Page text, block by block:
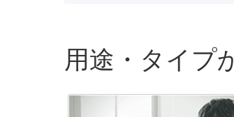
用途・タイプ